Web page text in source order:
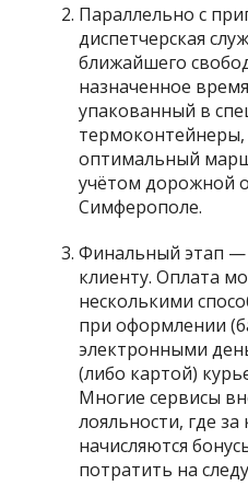
Параллельно с
диспетчерская
ближайшего
назначенное
упакованный в
оптимальный
учётом дорожной
Симферополе.
Финальный этап —
клиенту. Оплата
несколькими
при оформлении
электронными
(либо картой)
Многие сервисы
лояльности, где
начисляются
потратить на